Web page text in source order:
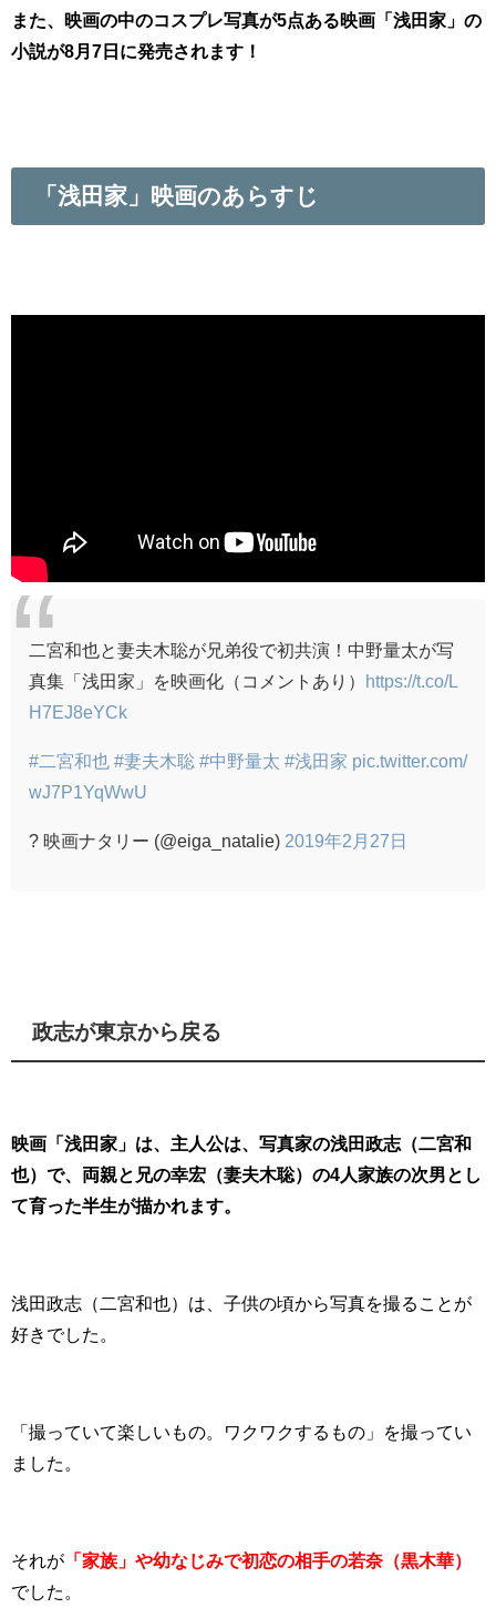
また、映画の中のコスプレ写真が5点ある映画「浅田家」の
小説が8月7日に発売されます！
「浅田家」映画のあらすじ
二宮和也と妻夫木聡が兄弟役で初共演！中野量太が写
真集「浅田家」を映画化（コメントあり）
https://t.co/L
H7EJ8eYCk
#二宮和也 #妻夫木聡 #中野量太 #浅田家 pic.twitter.com/
wJ7P1YqWwU
? 映画ナタリー (@eiga_natalie) 2019年2月27日
政志が東京から戻る
映画「浅田家」は、主人公は、写真家の浅田政志（二宮和
也）で、両親と兄の幸宏（妻夫木聡）の4人家族の次男とし
て育った半生が描かれます。
浅田政志（二宮和也）は、子供の頃から写真を撮ることが
好きでした。
「撮っていて楽しいもの。ワクワクするもの」を撮ってい
ました。
それが 「家族」や幼なじみで初恋の相手の若奈（黒木華）
でした。